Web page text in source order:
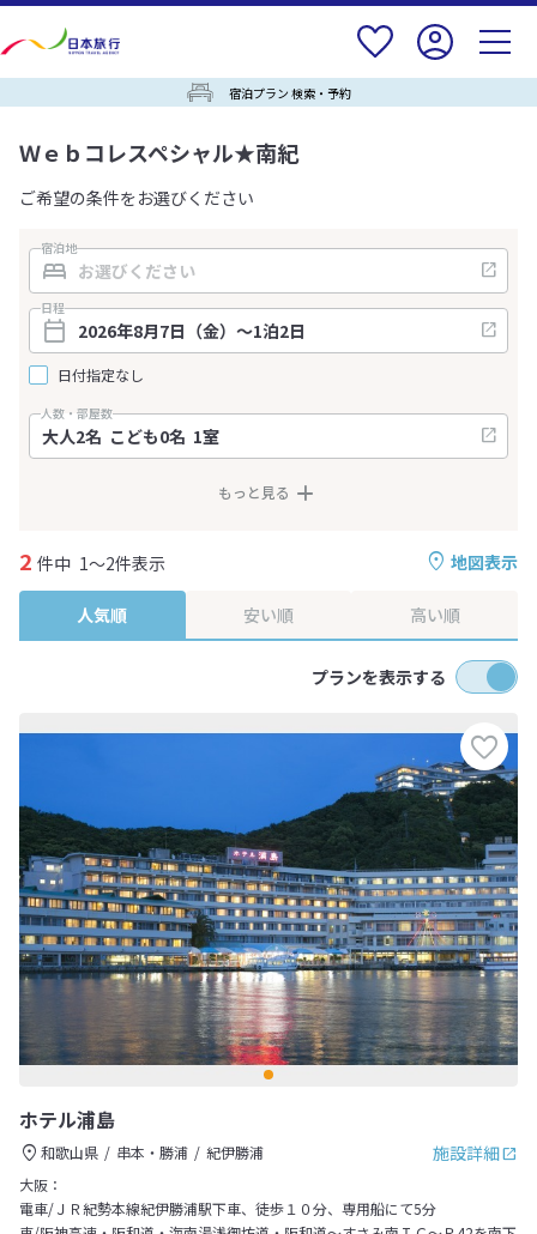
宿泊プラン 検索・予約
Ｗｅｂコレスペシャル★南紀
ご希望の条件をお選びください
宿泊地
日程
日付指定なし
人数・部屋数
もっと見る
地図表示
2 件中 1～2件表示
人気順 安い順 高い順
プランを表示する
ホテル浦島
施設詳細
和歌山県 串本・勝浦
紀伊勝浦
大阪：
電車/ＪＲ紀勢本線紀伊勝浦駅下車、徒歩１０分、専用船にて5分